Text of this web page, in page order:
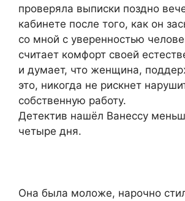
проверяла выписки поздно
кабинете после того, как он
со мной с уверенностью
считает комфорт своей
и думает, что женщина,
это, никогда не рискнет
собственную работу.
Детектив нашёл Ванессу
четыре дня.
Она была моложе, нарочно